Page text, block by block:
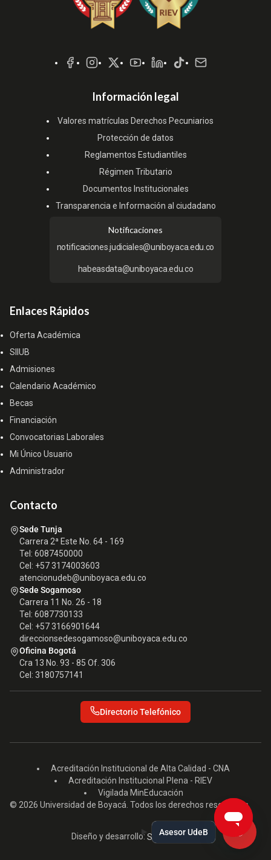
Sociales
Información legal
Valores matrículas Derechos Pecuniarios
Protección de datos
Reglamentos Estudiantiles
Régimen Tributario
Documentos Institucionales
Transparencia e Información al ciudadano
Notificaciones
notificaciones.judiciales@uniboyaca.edu.co
habeasdata@uniboyaca.edu.co
Enlaces Rápidos
Oferta Académica
SIIUB
Admisiones
Calendario Académico
Becas
Financiación
Convocatorias Laborales
Mi Único Usuario
Administrador
Contacto
Sede Tunja
Carrera 2ª Este No. 64 - 169
Tel: 6087450000
Cel: +57 3174003603
atencionudeb@uniboyaca.edu.co
Sede Sogamoso
Carrera 11 No. 26 - 18
Tel: 6087730133
Cel: +57 3166901644
direccionsedesogamoso@uniboyaca.edu.co
Oficina Bogotá
Cra 13 No. 93 - 85 Of. 306
Cel: 3180757141
Directorio Telefónico
Acreditación Institucional de Alta Calidad - CNA
Acreditación Institucional Plena - RIEV
Vigilada MinEducación
© 2026 Universidad de Boyacá. Todos los derechos reservados.
Diseño y desarrollo:Seed EM
Asesor UdeB